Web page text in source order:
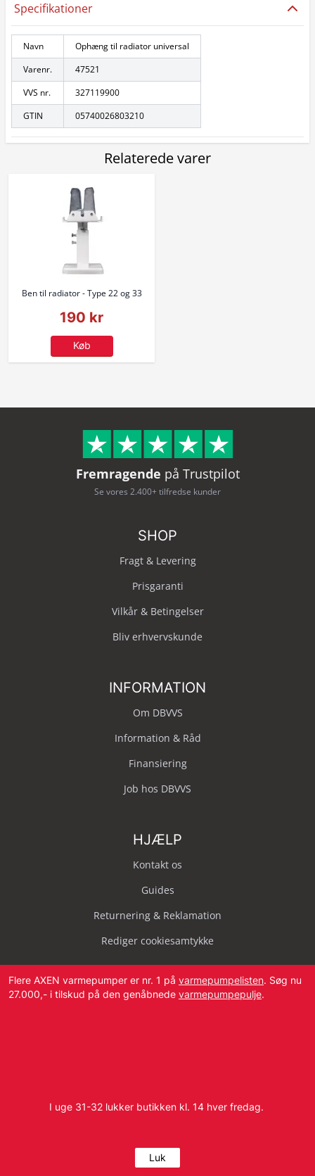
Specifikationer
Navn
Ophæng til radiator universal
Varenr.
47521
VVS nr.
327119900
GTIN
05740026803210
Relaterede varer
Ben til radiator - Type 22 og 33
190 kr
Køb
Fremragende på Trustpilot
Se vores 2.400+ tilfredse kunder
SHOP
Fragt & Levering
Prisgaranti
Vilkår & Betingelser
Bliv erhvervskunde
INFORMATION
Om DBVVS
Information & Råd
Finansiering
Job hos DBVVS
HJÆLP
Kontakt os
Guides
Returnering & Reklamation
Rediger cookiesamtykke
E-mail:info@dbvvs.dk
Flere AXEN varmepumper er nr. 1 på varmepumpelisten. Søg nu
27.000,- i tilskud på den genåbnede varmepumpepulje.
I uge 31-32 lukker butikken kl. 14 hver fredag.
Luk